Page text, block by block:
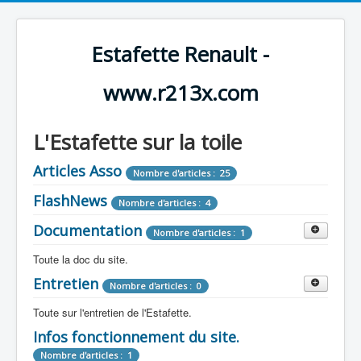
Estafette Renault -
www.r213x.com
L'Estafette sur la toile
Articles Asso Nombre d'articles : 25
FlashNews Nombre d'articles : 4
Documentation Nombre d'articles : 1
Toute la doc du site.
Revue de Presse Nombre d'articles : 9
Tous les articles que l'on a vu sur l'estafette !
Camping Car Nombre d'articles : 3
Entretien Nombre d'articles : 0
Toute sur l'entretien de l'Estafette.
Mécanique Nombre d'articles : 0
Infos fonctionnement du site.
Nombre d'articles : 1